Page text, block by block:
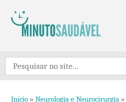
Pular
para
conteúdo
Search
for:
Início » Neurologia e Neurocirurgia »